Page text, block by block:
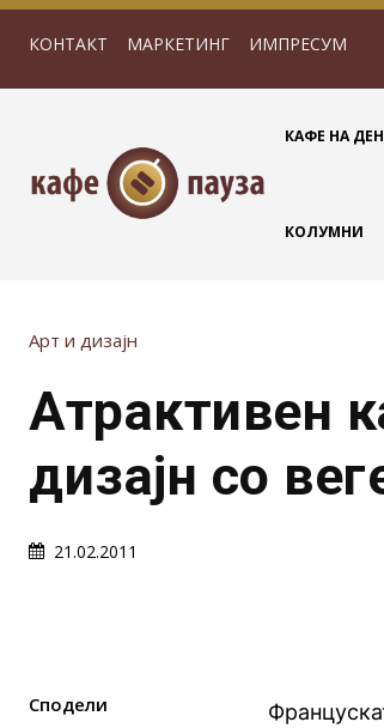
КОНТАКТ МАРКЕТИНГ ИМПРЕСУМ
КАФЕ НА
КОЛУМНИ
Арт и дизајн
Атрактивен
дизајн со
21.02.2011
Сподели